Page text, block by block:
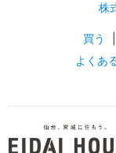
株
買う
よくあ